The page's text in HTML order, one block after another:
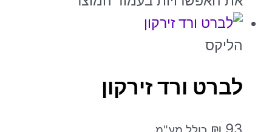
הליקס
לברט ורד זירקון